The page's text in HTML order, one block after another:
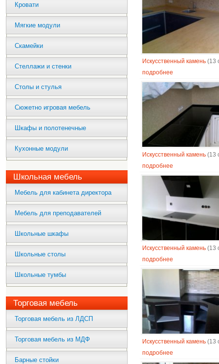
Кровати
Мягкие модули
Скамейки
Стеллажи и стенки
Столы и стулья
Сюжетно игровая мебель
Шкафы и полотенечные
Кухонные модули
Школьная мебель
Мебель для кабинета директора
Мебель для преподавателей
Школьные шкафы
Школьные столы
Школьные тумбы
Торговая мебель
Торговая мебель из ЛДСП
Торговая мебель из МДФ
Барные стойки
Искусственный камень (13
подробнее
Искусственный камень (13
подробнее
Искусственный камень (13
подробнее
Искусственный камень (13
подробнее